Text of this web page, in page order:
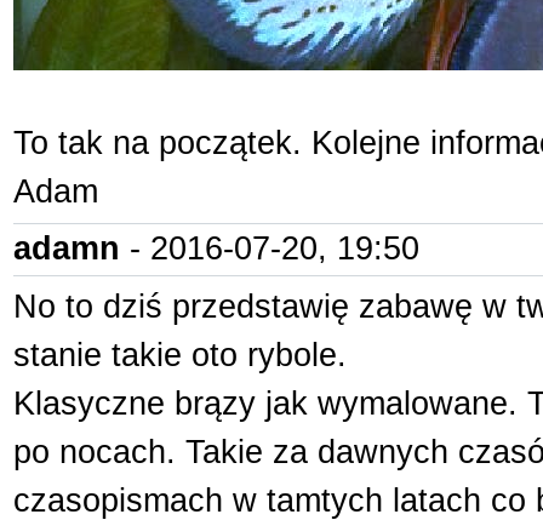
To tak na początek. Kolejne
Adam
adamn - 2016-07-20, 19:50
No to dziś przedstawię zabawę w
stanie takie oto rybole.
Klasyczne brązy jak wymalowane.
po nocach. Takie za dawnych
czasopismach w tamtych latach co